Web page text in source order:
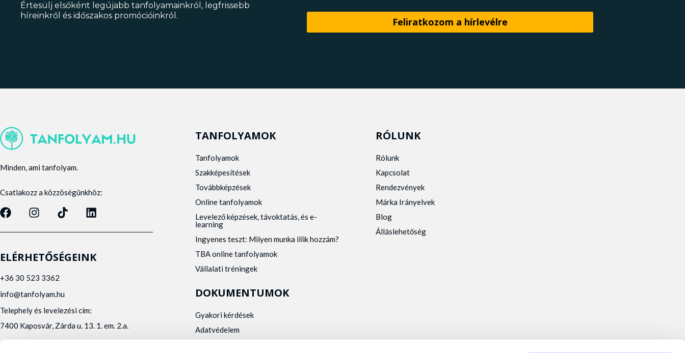
Értesülj elsőként legújabb tanfolyamainkról, legfrissebb
híreinkről és időszakos promócióinkról.
Minden, ami tanfolyam.
Csatlakozz a közzöségünkhöz:
ELÉRHETŐSÉGEINK
+36 30 523 3362
info@tanfolyam.hu
Telephely és levelezési cím:
7400 Kaposvár, Zárda u. 13. 1. em. 2.a.
TANFOLYAMOK
Tanfolyamok
Szakképesítések
Továbbképzések
Online tanfolyamok
Levelező képzések, távoktatás, és e-
learning
Ingyenes teszt: Milyen munka illik hozzám?
TBA online tanfolyamok
Vállalati tréningek
DOKUMENTUMOK
Gyakori kérdések
Adatvédelem
RÓLUNK
Rólunk
Kapcsolat
Rendezvények
Márka Irányelvek
Blog
Álláslehetőség